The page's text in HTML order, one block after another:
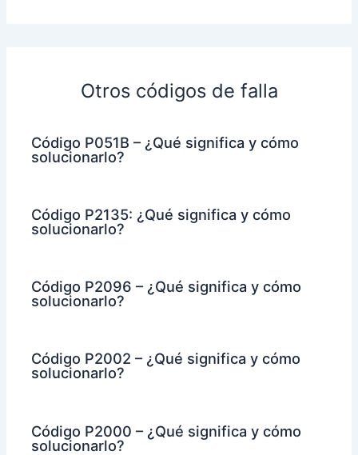
Otros códigos de falla
Código P051B – ¿Qué significa y cómo
solucionarlo?
Código P2135: ¿Qué significa y cómo
solucionarlo?
Código P2096 – ¿Qué significa y cómo
solucionarlo?
Código P2002 – ¿Qué significa y cómo
solucionarlo?
Código P2000 – ¿Qué significa y cómo
solucionarlo?